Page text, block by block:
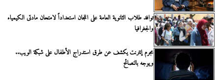
توافد طلاب الثانوية العامة على اللجان استعداداً لامتحان مادتى الكيمياء
والجغرافيا
مجرم إنترنت يكشف عن طرق استدراج الأطفال على شبكة الويب..
ويوجه بالنصائح